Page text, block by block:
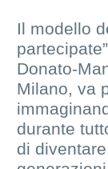
Il modello
Donato-
Milano, va
durante
di